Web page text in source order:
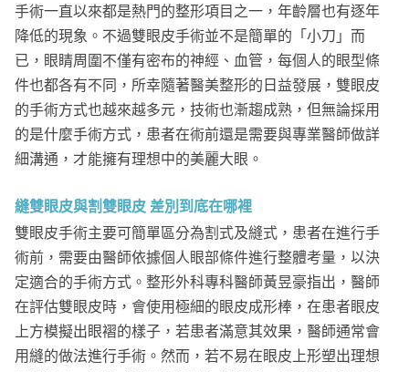
手術一直以來都是熱門的整形項目之一，年齡層也有逐年
降低的現象。不過雙眼皮手術並不是簡單的「小刀」而
已，眼睛周圍不僅有密布的神經、血管，每個人的眼型條
件也都各有不同，所幸隨著醫美整形的日益發展，雙眼皮
的手術方式也越來越多元，技術也漸趨成熟，但無論採用
的是什麼手術方式，患者在術前還是需要與專業醫師做詳
細溝通，才能擁有理想中的美麗大眼。
縫雙眼皮與割雙眼皮 差別到底在哪裡
雙眼皮手術主要可簡單區分為割式及縫式，患者在進行手
術前，需要由醫師依據個人眼部條件進行整體考量，以決
定適合的手術方式。整形外科專科醫師黃昱豪指出，醫師
在評估雙眼皮時，會使用極細的眼皮成形棒，在患者眼皮
上方模擬出眼褶的樣子，若患者滿意其效果，醫師通常會
用縫的做法進行手術。然而，若不易在眼皮上形塑出理想